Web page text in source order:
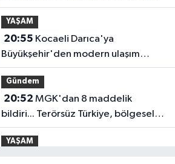
yolculuğunda yeni dönem
YAŞAM
20:55
Büyükşehir'den modern ulaşım
yatırımı
Gündem
20:52
bildiri... Terörsüz Türkiye, bölgesel
güvenlik ve Gazze mesajı
YAŞAM